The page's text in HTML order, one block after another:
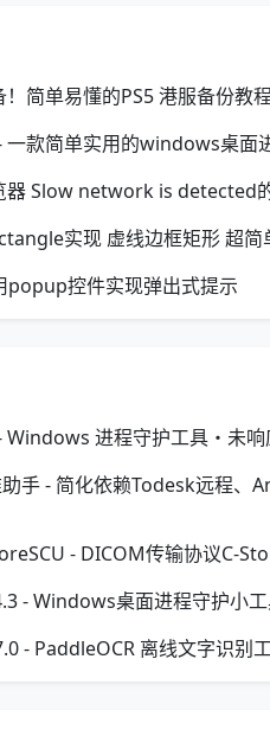
！简单易懂的PS5 港服备份教
一款简单实用的windows桌面
器 Slow network is detected
实现 虚线边框矩形 超简
popup控件实现弹出式提示
Windows 进程守护工具・未
- DICOM传输协议C-
- Windows桌面进程守护小工
- PaddleOCR 离线文字识别